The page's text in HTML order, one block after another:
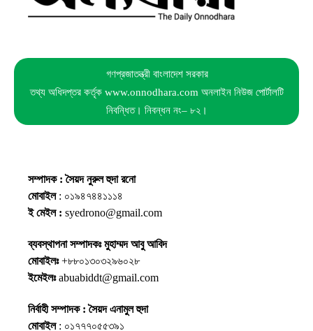
গণপ্রজাতন্ত্রী বাংলাদেশ সরকার
তথ্য অধিদপ্তর কর্তৃক www.onnodhara.com অনলাইন নিউজ পোর্টালটি
নিবন্ধিত। নিবন্ধন নং– ৮২।
সম্পাদক : সৈয়দ নুরুল হুদা রনো
মোবাইল: ০১৯৪৭৪৪১১১৪
ই মেইল : syedrono@gmail.com
ব্যবস্থাপনা সম্পাদকঃ মুহাম্মদ আবু আবিদ
মোবাইলঃ+৮৮০১৩০৩২৯৬০২৮
ইমেইলঃabuabiddt@gmail.com
নির্বাহী সম্পাদক : সৈয়দ এনামুল হুদা
মোবাইল: ০১৭৭৭০৫৫৩৯১